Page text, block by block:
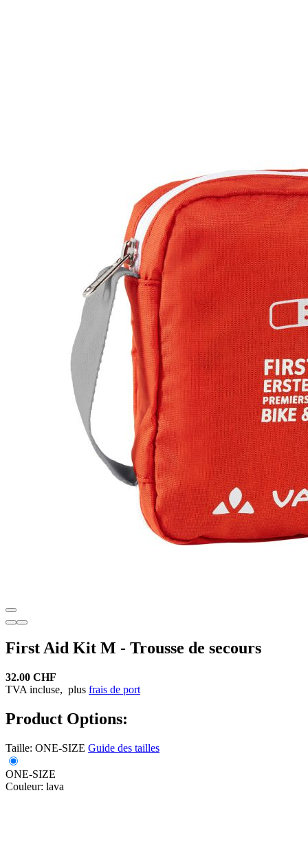
First Aid Kit M - Trousse de secours
32.00 CHF
TVA incluse, plus frais de port
Product Options:
Taille: ONE-SIZE Guide des tailles
ONE-SIZE
Couleur: lava